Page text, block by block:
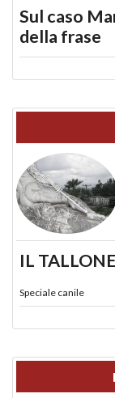
Sul caso
della frase
IL
Speciale canile